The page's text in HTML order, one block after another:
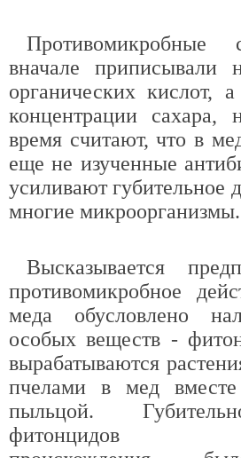
Противомикробные
вначале
органических кислот,
концентрации сахара,
время считают, что в
еще не изученные
усиливают губительное
многие микроорганизмы.
Высказывается
противомикробное
меда обусловлено
особых веществ -
вырабатываются
пчелами в мед
пыльцой.
фитонцидов